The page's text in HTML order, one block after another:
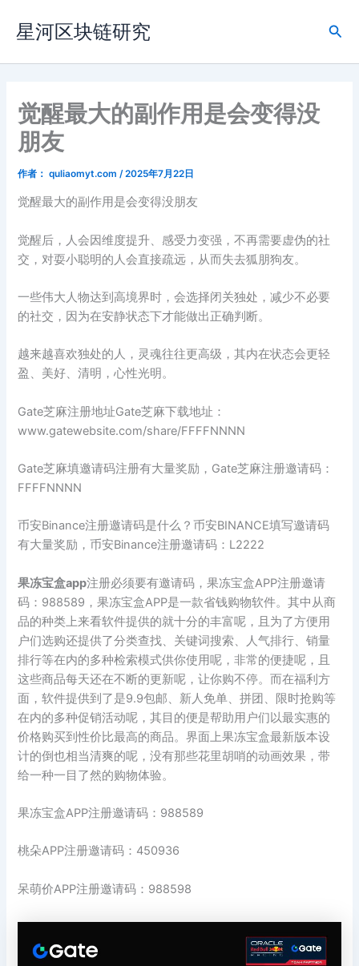
容
星河区块链研究
搜
觉醒最大的副作用是会变得没
朋友
作者： quliaomyt.com /2025年7月22日
觉醒最大的副作用是会变得没朋友
觉醒后，人会因维度提升、感受力变强，不再需要虚伪的社
交，对耍小聪明的人会直接疏远，从而失去狐朋狗友。
一些伟大人物达到高境界时，会选择闭关独处，减少不必要
的社交，因为在安静状态下才能做出正确判断。
越来越喜欢独处的人，灵魂往往更高级，其内在状态会更轻
盈、美好、清明，心性光明。
Gate芝麻注册地址Gate芝麻下载地址：
www.gatewebsite.com/share/FFFFNNNN
Gate芝麻填邀请码注册有大量奖励，Gate芝麻注册邀请码：
FFFFNNNN
币安Binance注册邀请码是什么？币安BINANCE填写邀请码
有大量奖励，币安Binance注册邀请码：L2222
果冻宝盒app注册必须要有邀请码，果冻宝盒APP注册邀请
码：988589，果冻宝盒APP是一款省钱购物软件。其中从商
品的种类上来看软件提供的就十分的丰富呢，且为了方便用
户们选购还提供了分类查找、关键词搜索、人气排行、销量
排行等在内的多种检索模式供你使用呢，非常的便捷呢，且
这些商品每天还在不断的更新呢，让你购不停。而在福利方
面，软件提供到了是9.9包邮、新人免单、拼团、限时抢购等
在内的多种促销活动呢，其目的便是帮助用户们以最实惠的
价格购买到性价比最高的商品。界面上果冻宝盒最新版本设
计的倒也相当清爽的呢，没有那些花里胡哨的动画效果，带
给一种一目了然的购物体验。
果冻宝盒APP注册邀请码：988589
桃朵APP注册邀请码：450936
呆萌价APP注册邀请码：988598